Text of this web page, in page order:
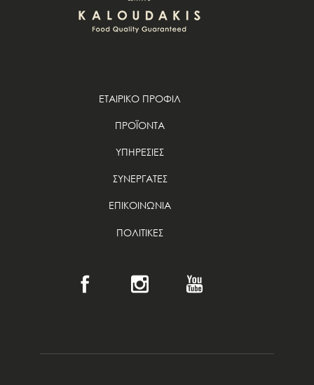
ΕΤΑΙΡΙΚΟ ΠΡΟΦΙΛ
ΠΡΟΪΟΝΤΑ
ΥΠΗΡΕΣΙΕΣ
ΣΥΝΕΡΓΑΤΕΣ
ΕΠΙΚΟΙΝΩΝΙΑ
ΠΟΛΙΤΙΚΕΣ